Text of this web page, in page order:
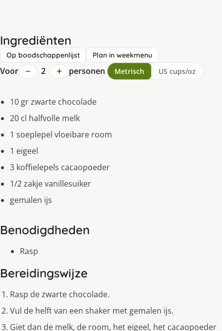
Ingrediënten
Op boodschappenlijst Plan in weekmenu
Voor − 2 + personen Metrisch US cups/oz
10 gr zwarte chocolade
20 cl halfvolle melk
1 soeplepel vloeibare room
1 eigeel
3 koffielepels cacaopoeder
1/2 zakje vanillesuiker
gemalen ijs
Benodigdheden
Rasp
Bereidingswijze
Rasp de zwarte chocolade.
Vul de helft van een shaker met gemalen ijs.
Giet dan de melk, de room, het eigeel, het cacaopoeder